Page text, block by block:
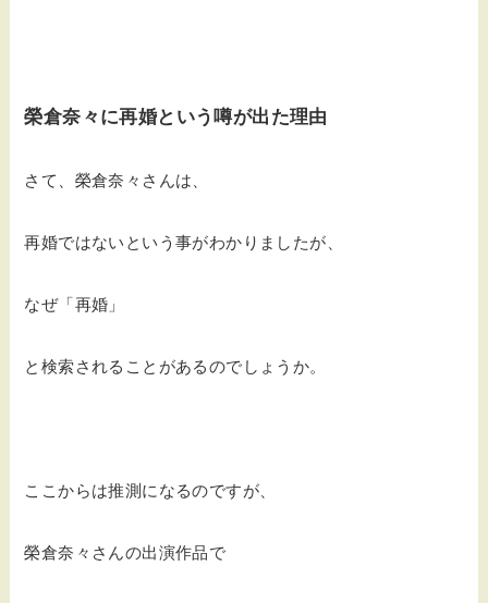
榮倉奈々に再婚という噂が出た理由
さて、榮倉奈々さんは、
再婚ではないという事がわかりましたが、
なぜ「再婚」
と検索されることがあるのでしょうか。
ここからは推測になるのですが、
榮倉奈々さんの出演作品で